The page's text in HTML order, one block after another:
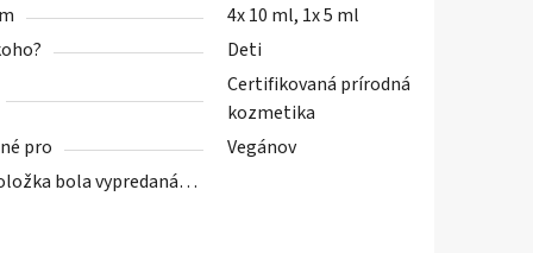
4x 10 ml, 1x 5 ml
Deti
Certifikovaná prírodná
kozmetika
pro
Vegánov
bola vypredaná…